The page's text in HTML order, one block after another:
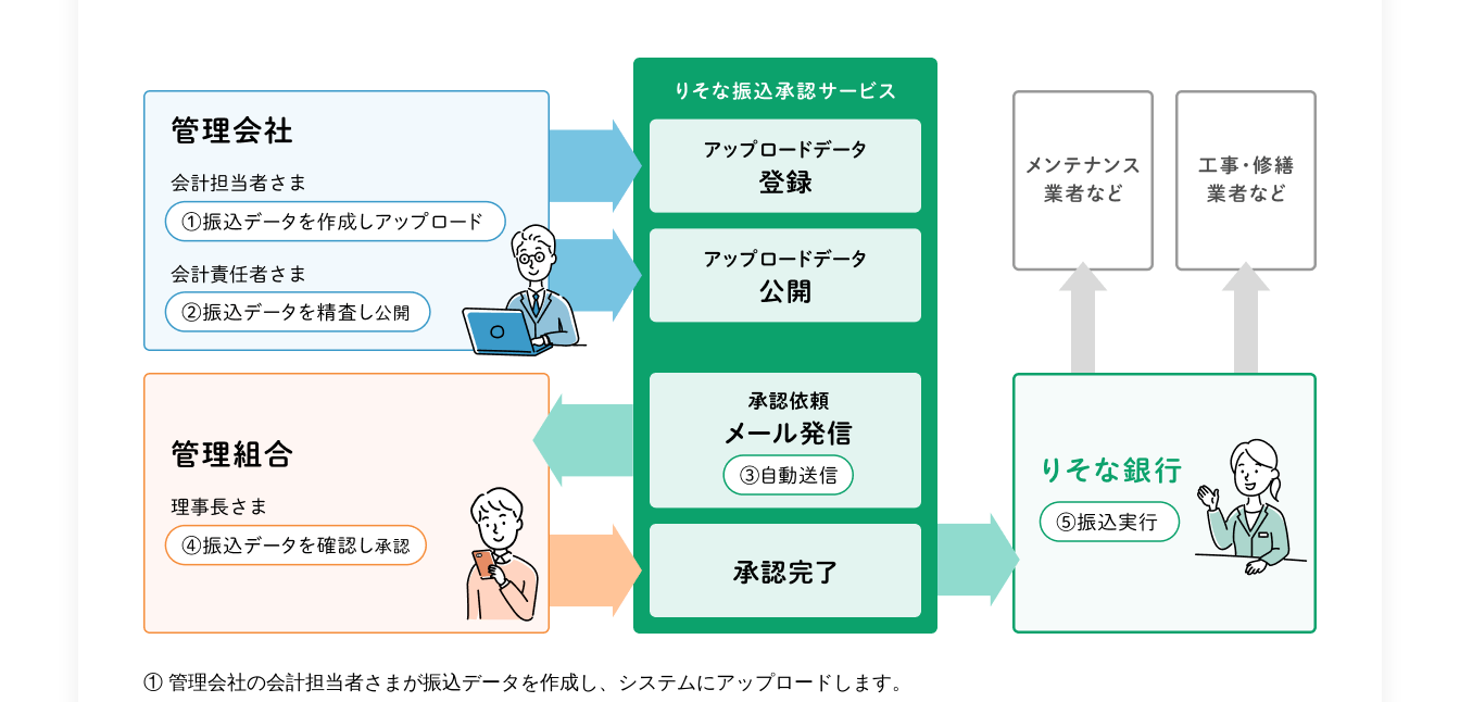
① 管理会社の会計担当者さまが振込データを作成し、システムにアップロードします。